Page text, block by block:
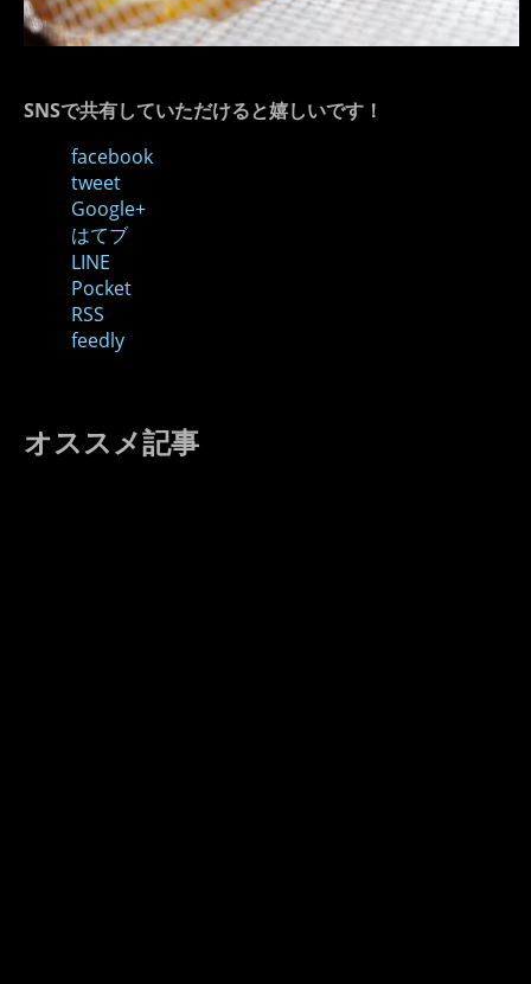
SNSで共有していただけると嬉しいです！
facebook
tweet
Google+
はてブ
LINE
Pocket
RSS
feedly
オススメ記事